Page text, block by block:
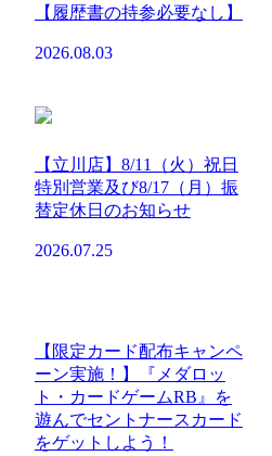
【履歴書の持参必要なし】
2026.08.03
【立川店】8/11（火）祝日
特別営業及び8/17（月）振
替定休日のお知らせ
2026.07.25
【限定カード配布キャンペ
ーン実施！】『メダロッ
ト・カードゲームRB』を
遊んでセントナースカード
をゲットしよう！